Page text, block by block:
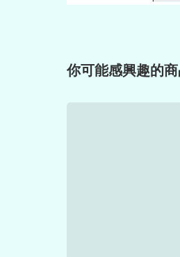
你可能感興趣的